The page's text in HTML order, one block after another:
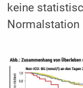
keine
Normalstation